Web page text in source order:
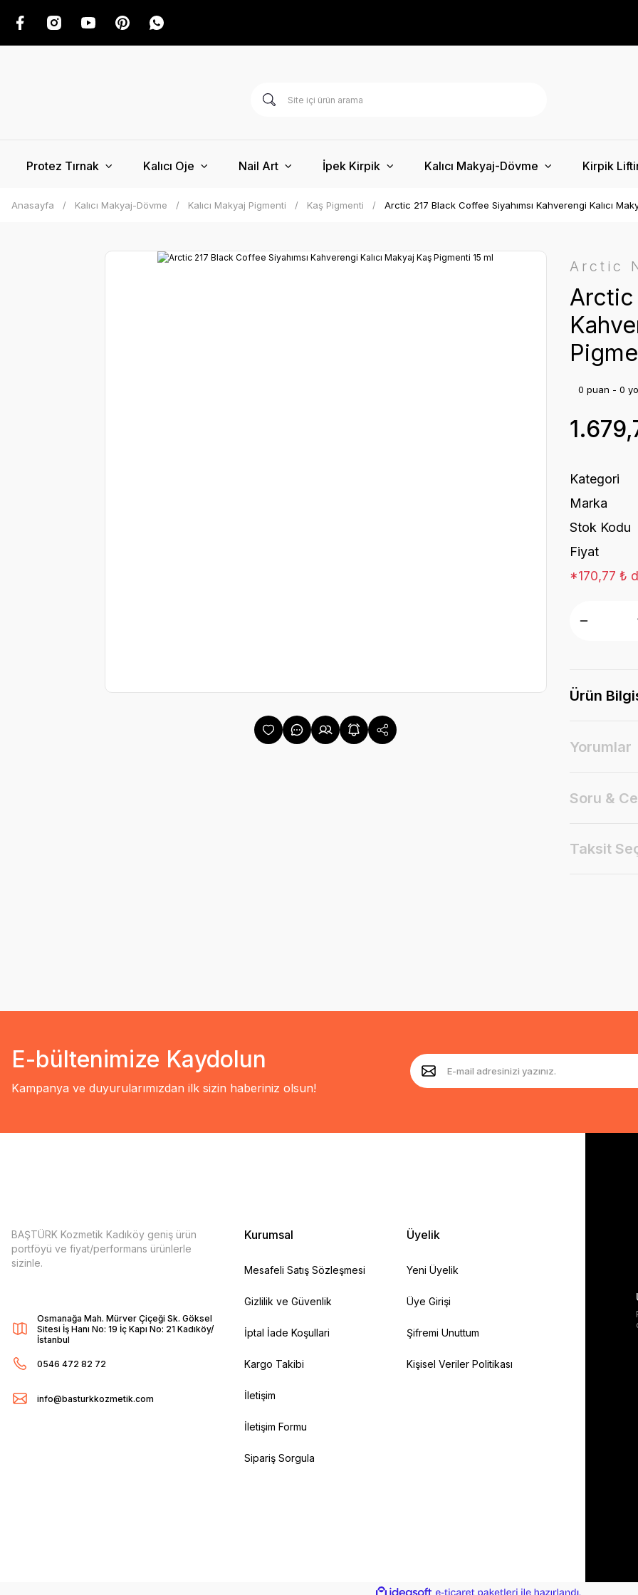
Protez Tırnak Kalıcı Oje Nail Art İpek Kirpik Kalıcı Makyaj-Dövme Kirpik
Anasayfa Kalıcı Makyaj-Dövme Kalıcı Makyaj Pigmenti Kaş Pigmenti Arctic 217 Black Coffee Siyahımsı Kahverengi Kalıcı
Arctic
Arctic
0 puan - 0
Kategori
Marka
Stok Kodu
Fiyat
*170,77 ₺
Ürün
Yorumlar
Soru &
Taksit
E-bültenimize Kaydolun
Kampanya ve duyurularımızdan ilk sizin haberiniz olsun!
BAŞTÜRK Kozmetik Kadıköy geniş ürün
portföyü ve fiyat/performans ürünlerle
sizinle.
Osmanağa Mah. Mürver Çiçeği Sk. Göksel
Sitesi İş Hanı No: 19 İç Kapı No: 21 Kadıköy/
İstanbul
0546 472 82 72
info@basturkkozmetik.com
Kurumsal
Mesafeli Satış Sözleşmesi
Gizlilik ve Güvenlik
İptal İade Koşullari
Kargo Takibi
İletişim
İletişim Formu
Sipariş Sorgula
Üyelik
Yeni Üyelik
Üye Girişi
Şifremi Unuttum
Kişisel Veriler Politikası
ideasoft e-